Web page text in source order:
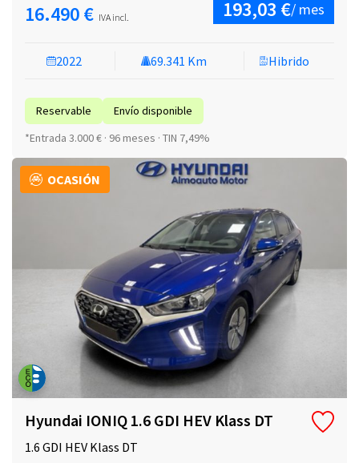
2022 69.341 Km Hibrido
Reservable
Envío disponible
*Entrada 3.000 € · 96 meses · TIN 7,49%
16.490 € IVA incl. 193,03 €/ mes
OCASIÓN
Hyundai IONIQ 1.6 GDI HEV Klass DT
1.6 GDI HEV Klass DT